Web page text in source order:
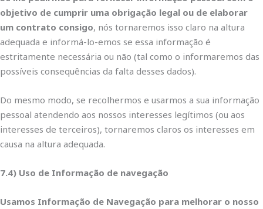
objetivo de cumprir uma obrigação legal ou de elaborar
um contrato consigo, nós tornaremos isso claro na altura
adequada e informá-lo-emos se essa informação é
estritamente necessária ou não (tal como o informaremos das
possíveis consequências da falta desses dados).
Do mesmo modo, se recolhermos e usarmos a sua informação
pessoal atendendo aos nossos interesses legítimos (ou aos
interesses de terceiros), tornaremos claros os interesses em
causa na altura adequada.
7.4) Uso de Informação de navegação
Usamos Informação de Navegação para melhorar o nosso